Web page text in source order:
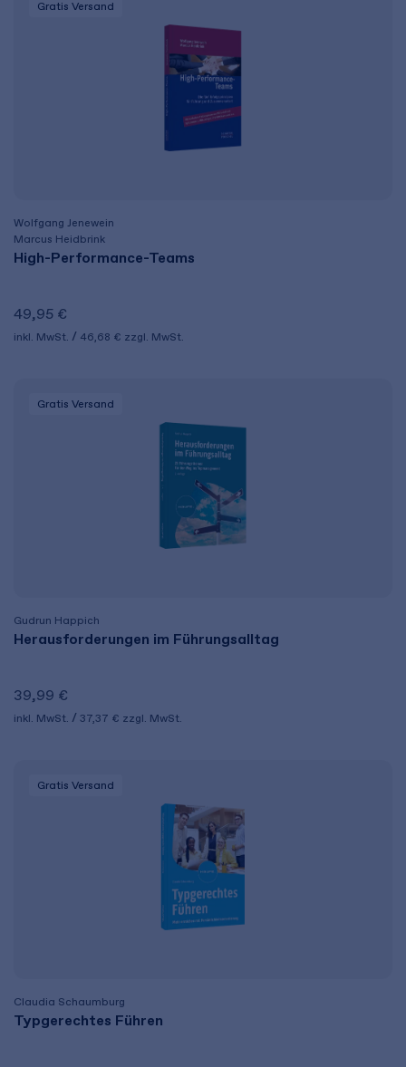
Gratis Versand
Wolfgang Jenewein
Marcus Heidbrink
High-Performance-Teams
49,95 €
inkl. MwSt. 46,68 € zzgl. MwSt.
Gratis Versand
Gudrun Happich
Herausforderungen im Führungsalltag
39,99 €
inkl. MwSt. 37,37 € zzgl. MwSt.
Gratis Versand
Claudia Schaumburg
Typgerechtes Führen